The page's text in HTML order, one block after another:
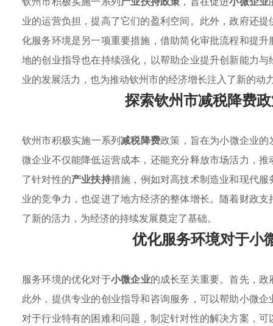
业的运营负担，提高了它们的盈利空间。此外，政府还提
化服务环境是另一项重要措施，借助简化审批流程和提
地的创业指导也在持续强化，以帮助企业提升创新能力
业的发展活力，也为推动钦州市的经济增长注入了新的动
探索钦州市减税降费
钦州市积极实施一系列减税降费政策，旨在为小微企业
微企业不仅能降低运营成本，还能充分释放市场活力，
了针对性的产业扶持措施，例如对高技术制造业和现代
业的竞争力，也促进了地方经济的整体增长。随着财政
了新的活力，为经济的持续发展奠定了基础。
优化服务环境对于小
服务环境的优化对于小微企业的成长至关重要。首先，
此外，提供专业的创业指导和咨询服务，可以帮助小微
对于行业特有的困难和问题，制定针对性的解决方案，